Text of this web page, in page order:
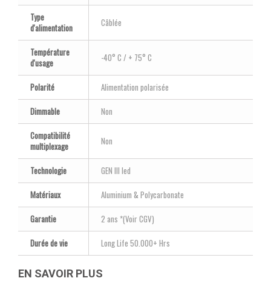
Type
d'alimentation
Câblée
Température
d'usage
-40° C / + 75° C
Polarité
Alimentation polarisée
Dimmable
Non
Compatibilité
multiplexage
Non
Technologie
GEN III led
Matériaux
Aluminium & Polycarbonate
Garantie
2 ans *(Voir CGV)
Durée de vie
Long Life 50.000+ Hrs
EN SAVOIR PLUS